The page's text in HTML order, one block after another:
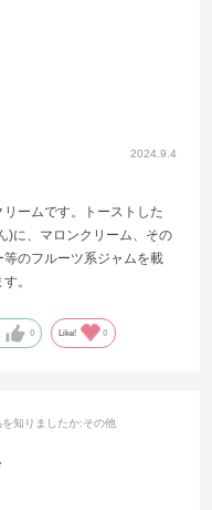
2024.9.4
ームです。トーストした
)に、マロンクリーム、その
のフルーツ系ジャムを載
。
0 Like! 0
を知りましたか:その他